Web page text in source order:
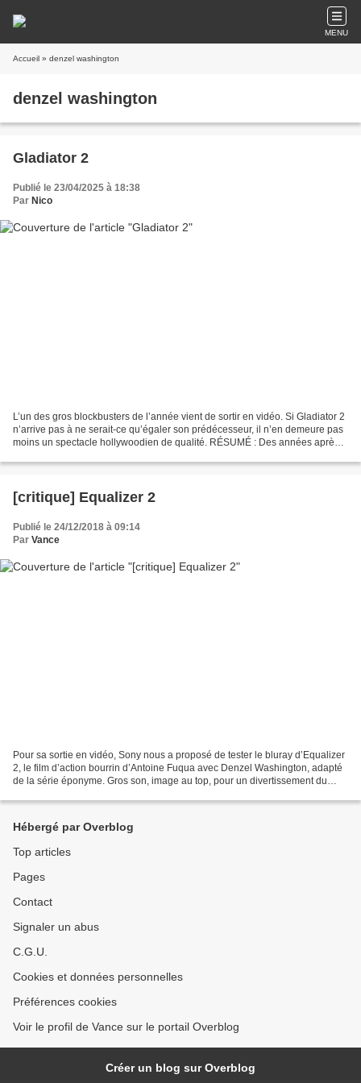
MENU
Accueil » denzel washington
denzel washington
Gladiator 2
Publié le 23/04/2025 à 18:38
Par Nico
L’un des gros blockbusters de l’année vient de sortir en vidéo. Si Gladiator 2
n’arrive pas à ne serait-ce qu’égaler son prédécesseur, il n’en demeure pas
moins un spectacle hollywoodien de qualité. RÉSUMÉ : Des années après
[critique] Equalizer 2
Publié le 24/12/2018 à 09:14
Par Vance
Pour sa sortie en vidéo, Sony nous a proposé de tester le bluray d’Equalizer
2, le film d’action bourrin d’Antoine Fuqua avec Denzel Washington, adapté
de la série éponyme. Gros son, image au top, pour un divertissement du
Hébergé par Overblog
Top articles
Pages
Contact
Signaler un abus
C.G.U.
Cookies et données personnelles
Préférences cookies
Voir le profil de Vance sur le portail Overblog
Créer un blog sur Overblog